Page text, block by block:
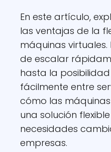
En este artículo,
las ventajas de la
máquinas
de escalar
hasta la
fácilmente entre
cómo las
una solución
necesidades
empresas.